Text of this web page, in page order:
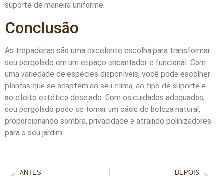
suporte de maneira uniforme.
Conclusão
As trepadeiras são uma excelente escolha para transformar
seu pergolado em um espaço encantador e funcional. Com
uma variedade de espécies disponíveis, você pode escolher
plantas que se adaptem ao seu clima, ao tipo de suporte e
ao efeito estético desejado. Com os cuidados adequados,
seu pergolado pode se tornar um oásis de beleza natural,
proporcionando sombra, privacidade e atraindo polinizadores
para o seu jardim.
ANTES DEPOIS